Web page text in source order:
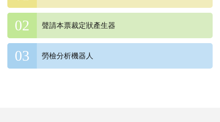
聲請本票裁定狀產生器
勞檢分析機器人